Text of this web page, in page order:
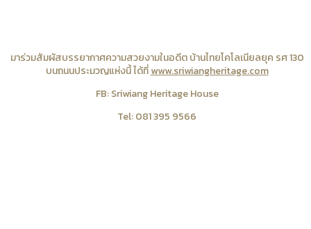
มาร่วมสัมผัสบรรยากาศความสวยงามในอดีต บ้านไทยโคโลเนียลยุค รศ 130
บนถนนประมวญแห่งนี้ ได้ที่www.sriwiangheritage.com
FB: Sriwiang Heritage House
Tel: 081 395 9566